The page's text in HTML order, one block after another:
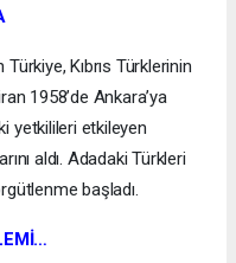
Kıbrıs Türklerinin
1958’de Ankara’ya
yetkilileri etkileyen
aldı. Adadaki Türkleri
başladı.